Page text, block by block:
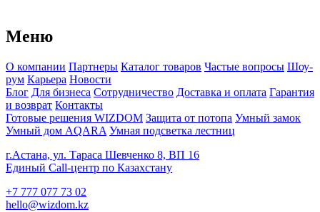
Меню
О компании Партнеры Каталог товаров Частые вопросы Шоу-
рум Карьера Новости
Блог Для бизнеса Сотрудничество Доставка и оплата Гарантия
и возврат Контакты
Готовые решения WIZDOM Защита от потопа Умный замок
Умный дом AQARA Умная подсветка лестниц
г.Астана, ул. Тараса Шевченко 8, ВП 16
Единый Call-центр по Казахстану
+7 777 077 73 02
hello@wizdom.kz